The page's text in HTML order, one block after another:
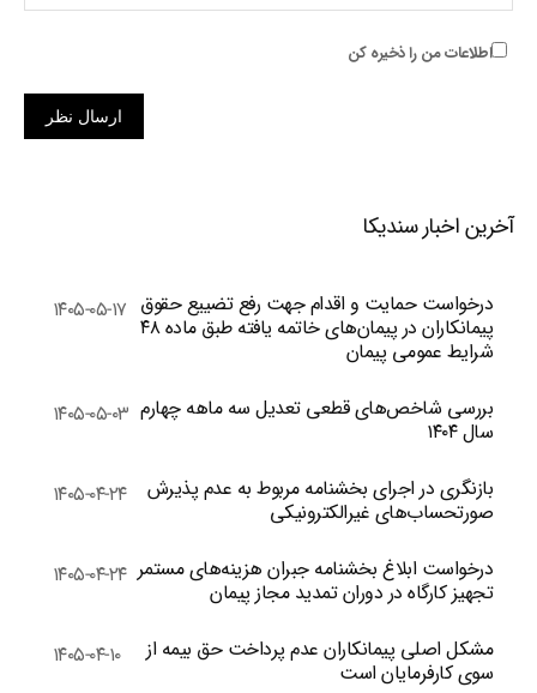
اطلاعات من را ذخیره کن
ارسال نظر
آخرین اخبار سندیکا
درخواست حمایت و اقدام جهت رفع تضییع حقوق
پیمانکاران در پیمان‌های خاتمه یافته طبق ماده ۴۸
شرایط عمومی پیمان
۱۴۰۵-۰۵-۱۷
بررسی شاخص‌های قطعی تعدیل سه ماهه چهارم
سال ۱۴۰۴
۱۴۰۵-۰۵-۰۳
بازنگری در اجرای بخشنامه مربوط به عدم پذیرش
صورتحساب‌های غیرالکترونیکی
۱۴۰۵-۰۴-۲۴
درخواست ابلاغ بخشنامه جبران هزینه‌های مستمر
تجهیز کارگاه در دوران تمدید مجاز پیمان
۱۴۰۵-۰۴-۲۴
مشکل اصلی پیمانکاران عدم پرداخت حق بیمه از
سوی کارفرمایان است
۱۴۰۵-۰۴-۱۰